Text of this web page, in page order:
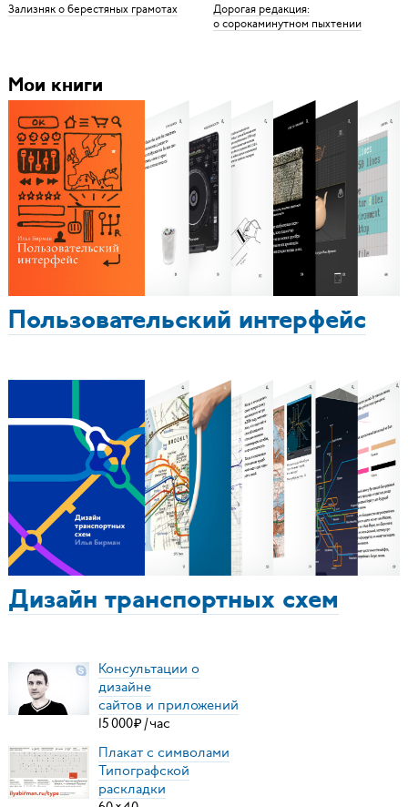
Зализняк о берестяных грамотах
Дорогая редакция:
о сорокаминутном пыхтении
Мои книги
Пользовательский интерфейс
Дизайн транспортных схем
Консультации о
дизайне
сайтов и приложений
15000₽ /час
Плакат с символами
Типографской
раскладки